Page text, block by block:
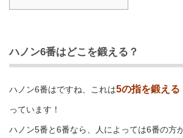
ハノン6番はどこを鍛える？
ハノン6番はですね、これは5の指を鍛える
っています！
ハノン5番と6番なら、人によっては6番の方